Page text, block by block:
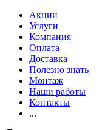
Акции
Услуги
Компания
Оплата
Доставка
Полезно знать
Монтаж
Наши работы
Контакты
...